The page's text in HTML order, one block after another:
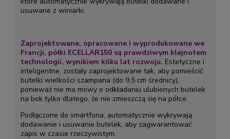
usuwane z winiarki.
Zaprojektowane, opracowane i wyprodukowane we
Francji, półki ECELLAR150 są prawdziwym klejnotem
technologii, wynikiem kilku lat rozwoju. Estetyczne i
inteligentne, zostały zaprojektowane tak, aby pomieścić
butelki wielkości szampana (do 9,5 cm średnicy),
ponieważ nie ma mowy o odkładaniu ulubionych butelek
na bok tylko dlatego, że nie zmieszczą się na półce.
Podłączone do smartfona, automatycznie wykrywają
dodawanie i usuwanie butelek, aby zagwarantować
zapis w czasie rzeczywistym.